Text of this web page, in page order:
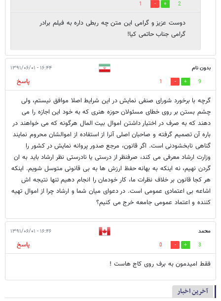
2
1
دوست عزیز و گرامی این متن چه ربطی داره به فیلم برادر
گرامی جناب حاتمی کیا!
بدون نام ۱۶:۴۴ - ۱۳۹۱/۰۶/۰۱
9
1
پاسخ
گرچه با برخورد شورای صنفی نمایش در این شرایط اصلا موافق نیستم، ولی
چشم بستن بر روی خطای مسئولان حوزه هنری که به خود این اجازه را می
دهند که به صرف در اختیار داشتن اموال بیت المال هرگونه که می خواهند در
باره آن تصمیم گرفته و صاحبان اصلی آنرا از استفاده از اموالشان محروم نمایند
گناهی نابخشودنی است. اگر قانون، مرجع صدور پروانه نمایش در کشور را
وزارت ارشاد معرفی می کند، صرفنظر از درستی یا نادرستی نظر ارشاد باید به ان
گردن نهیم، نه اینکه به بهانه حفظ ارزش ها به بی قانونی متوسل شویم. اینکه
هر کجا قانون بر خلاف نظرات ما، کار خودمان را انجام دهیم تنها نتیجه اش
اشاعه بی اعتمادی عمومی است. در دعوای میان شما و ارشاد چرا از اموال تهیه
کننده و اعتماد عمومی جامعه خرج می کنیم؟
محمد ۱۶:۴۶ - ۱۳۹۱/۰۶/۰۱
3
0
پاسخ
فقط امیدمون به برف روی کاج هاست !
آخرین اخبار